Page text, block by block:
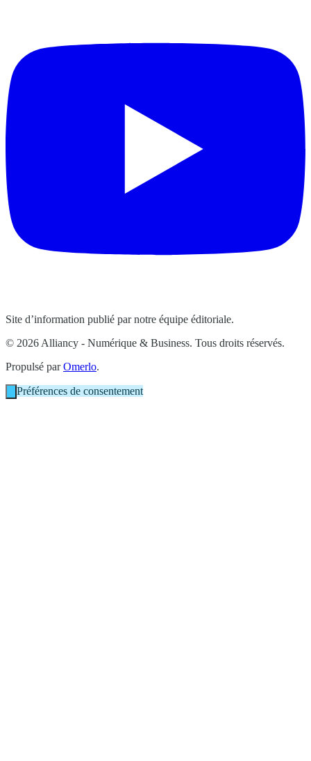
Site d’information publié par notre équipe éditoriale.
© 2026 Alliancy - Numérique & Business. Tous droits réservés.
Propulsé parOmerlo.
Préférences de consentement